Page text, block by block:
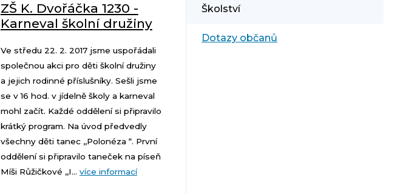
ZŠ K. Dvořáčka 1230 -
Karneval školní družiny
Ve středu 22. 2. 2017 jsme uspořádali
společnou akci pro děti školní družiny
a jejich rodinné příslušníky. Sešli jsme
se v 16 hod. v jídelně školy a karneval
mohl začít. Každé oddělení si připravilo
krátký program. Na úvod předvedly
všechny děti tanec ,,Polonéza “. První
oddělení si připravilo taneček na píseň
Míši Růžičkové ,,I... více informací
Školství
Dotazy občanů